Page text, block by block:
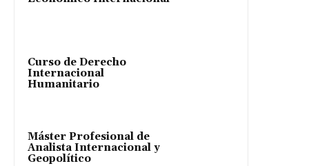
Curso de Derecho
Internacional
Humanitario
Máster Profesional de
Analista Internacional y
Geopolítico